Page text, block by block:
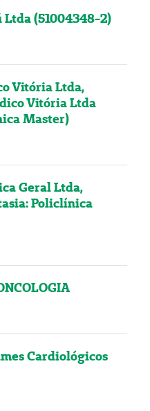
(51004348-2)
Vitória Ltda,
Vitória Ltda
Master)
Geral Ltda,
Policlínica
Cardiológicos